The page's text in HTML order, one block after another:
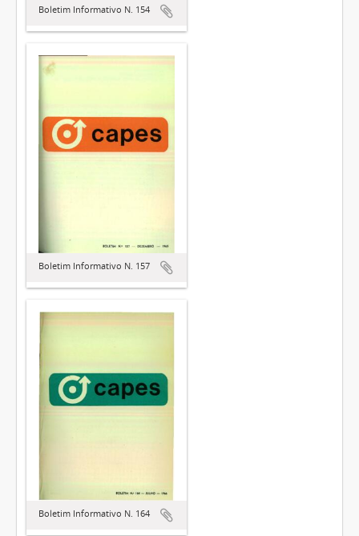
Boletim Informativo N. 154
Boletim Informativo N. 157
Boletim Informativo N. 164